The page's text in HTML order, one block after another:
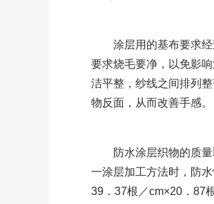
涂层用的基布要求经
要求烧毛要净，以免影
洁平整，纱线之间排列
物反面，从而改善手感。
防水涂层织物的质量
一涂层加工方法时，防
39．37根／cm×20．87